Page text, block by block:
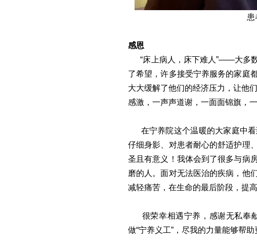
患
感恩
“床上病人，床下难人”——大多
了希望，许多接受宁养服务的家庭
大大缓解了他们的经济压力，让他
感激，一声声道谢，一面面锦旗，
在宁养院这个温暖的大家庭中
仔细身影、对患者耐心的舒适护理
圣且有意义！我体会到了很多与病
磨的人。面对无法医治的疾病，他
减轻痛苦，在生命的最后阶段，提高
很荣幸相遇宁养，感谢无私奉
做“宁养义工”，尽我的力量能够帮